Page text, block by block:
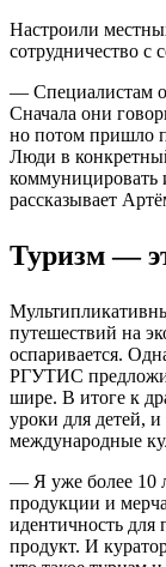
Настроили
сотрудничество с
— Специалистам
Сначала они
но потом пришло
Люди в
коммуницировать
рассказывает
Туризм —
путешествий на
оспаривается.
РГУТИС
шире. В итоге к
уроки для детей,
международные
— Я уже более 10
продукции и
идентичность для
продукт. И